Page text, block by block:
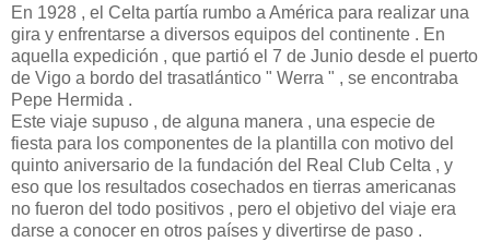
En 1928 , el Celta partía rumbo a América para realizar una
gira y enfrentarse a diversos equipos del continente . En
aquella expedición , que partió el 7 de Junio desde el puerto
de Vigo a bordo del trasatlántico " Werra " , se encontraba
Pepe Hermida .
Este viaje supuso , de alguna manera , una especie de
fiesta para los componentes de la plantilla con motivo del
quinto aniversario de la fundación del Real Club Celta , y
eso que los resultados cosechados en tierras americanas
no fueron del todo positivos , pero el objetivo del viaje era
darse a conocer en otros países y divertirse de paso .